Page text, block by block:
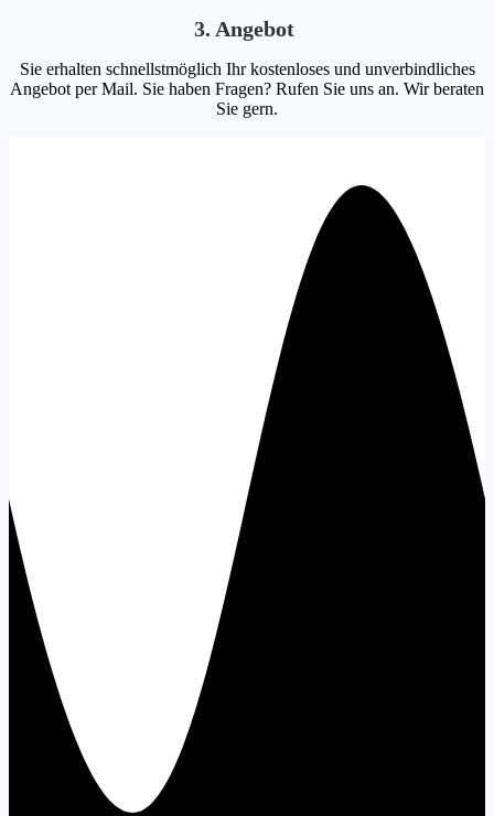
3. Angebot
Sie erhalten schnellstmöglich Ihr kostenloses und unverbindliches
Angebot per Mail. Sie haben Fragen? Rufen Sie uns an. Wir beraten
Sie gern.